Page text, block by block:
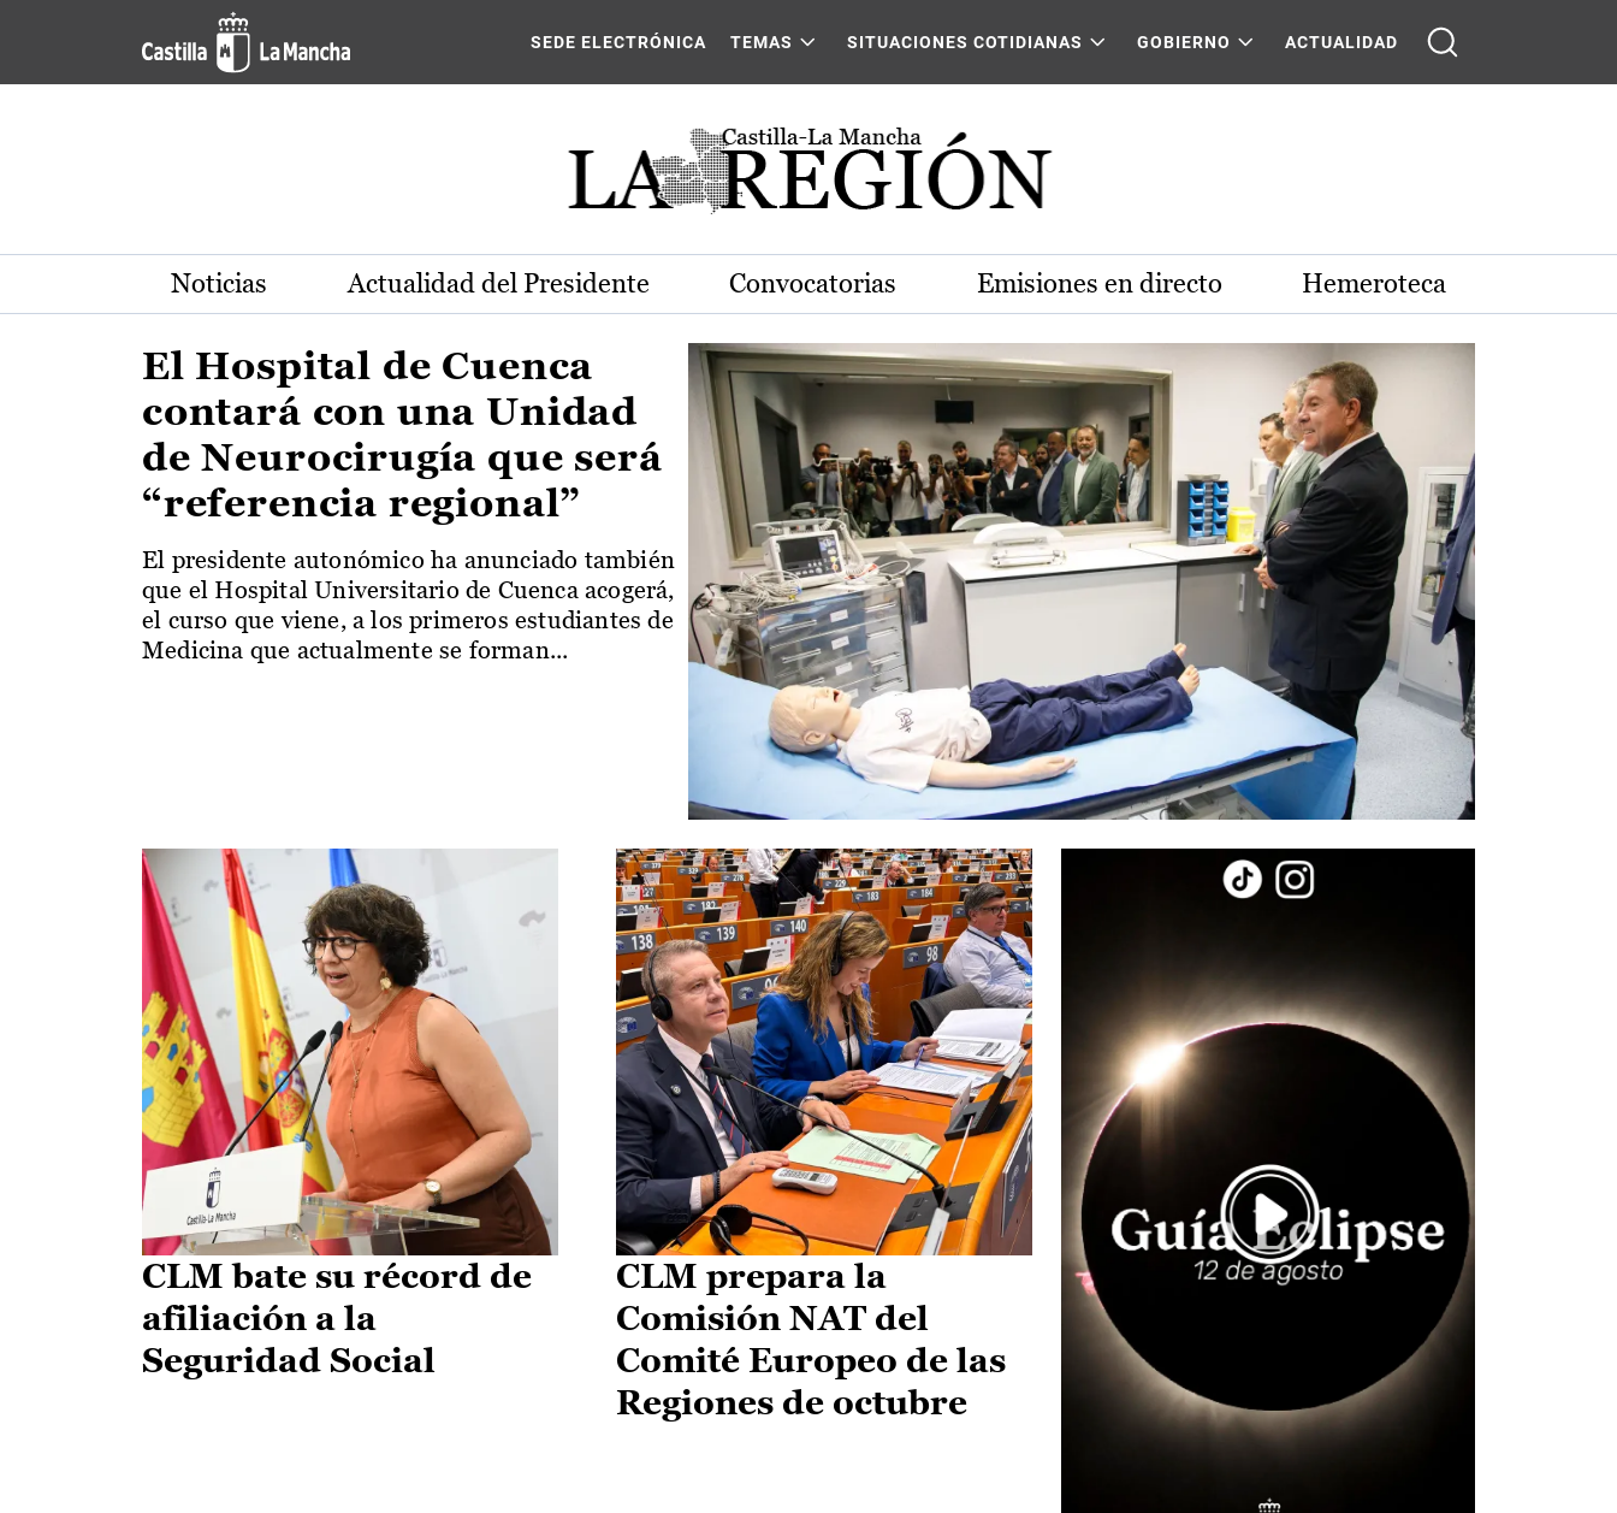
Pasar al contenido principal
Actualidad de la región de Castilla-La Mancha
SEDE ELECTRÓNICA TEMAS SITUACIONES COTIDIANAS GOBIERNO ACTUALIDAD
Noticias Actualidad del Presidente Convocatorias Emisiones en directo Hemeroteca
El Hospital de Cuenca
contará con una Unidad
de Neurocirugía que será
“referencia regional”
El presidente autonómico ha anunciado también
que el Hospital Universitario de Cuenca acogerá,
el curso que viene, a los primeros estudiantes de
Medicina que actualmente se forman...
CLM bate su récord de
afiliación a la
Seguridad Social
CLM prepara la
Comisión NAT del
Comité Europeo de las
Regiones de octubre